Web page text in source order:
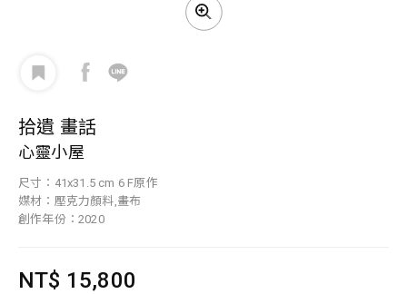
拾遺 畫話
心靈小屋
尺寸：41x31.5 cm 6 F原作
媒材：壓克力顏料,畫布
創作年份：2020
NT$ 15,800